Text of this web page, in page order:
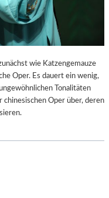
I
S
„
C
H
O
W
A
N
wie Katzengemauze
Oper. Es dauert ein wenig,
Tonalitäten
Oper über, deren